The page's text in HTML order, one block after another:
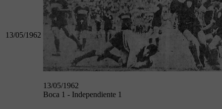
13/05/1962
13/05/1962
Boca 1 - Independiente 1